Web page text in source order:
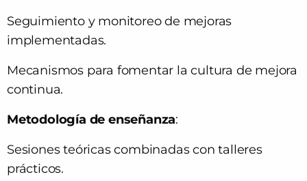
Seguimiento y monitoreo de mejoras
implementadas.
Mecanismos para fomentar la cultura de mejora
continua.
Metodología de enseñanza:
Sesiones teóricas combinadas con talleres
prácticos.